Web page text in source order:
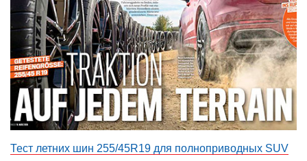
ÖAMTC 2020 МЕСТО
TCS 2020 МЕСТО
EVO 2019
AUTO EXPRESS 2018 МЕСТО
Тест летних шин 255/45R19 для полноприводных SUV